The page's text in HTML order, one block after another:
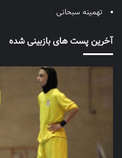
تهمینه سبحانی
آخرین پست های بازبینی شده